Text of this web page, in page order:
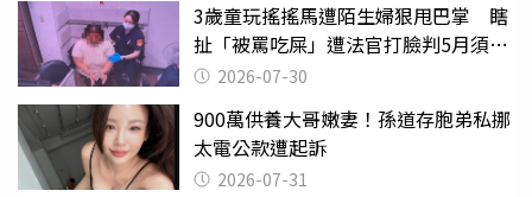
3歲童玩搖搖馬遭陌生婦狠甩巴掌 瞎
扯「被罵吃屎」遭法官打臉判5月須入
監 2026-07-30
900萬供養大哥嫩妻！孫道存胞弟私挪
太電公款遭起訴
2026-07-31